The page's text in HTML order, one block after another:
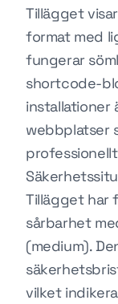
Tillägget
format med
fungerar
shortcode-
installationer
webbplatser
Tillägget har
sårbarhet
(medium).
vilket